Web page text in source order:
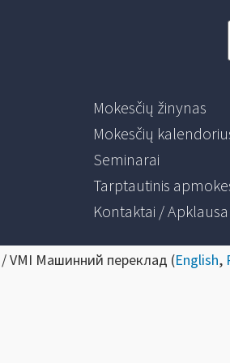
Mokesčių žinynas
Mokesčių
Seminarai
Tarptautinis
Kontaktai / Apklausa
VMI Машинний переклад (English,